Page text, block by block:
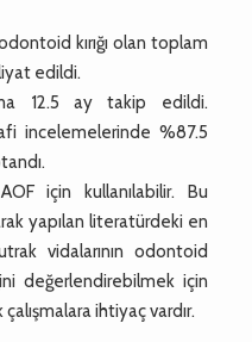
kırığı olan toplam
edildi.
12.5 ay takip edildi.
incelemelerinde %87.5
için kullanılabilir. Bu
yapılan literatürdeki en
vidalarının odontoid
değerlendirebilmek için
ihtiyaç vardır.